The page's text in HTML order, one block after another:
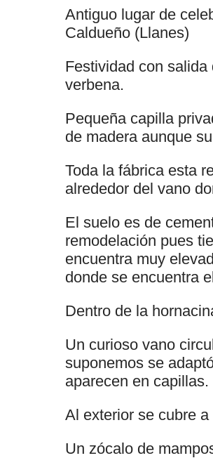
Antiguo lugar de
Caldueño (Llanes)
Festividad con
verbena.
Pequeña capilla
de madera aunque
Toda la fábrica esta
alrededor del vano
El suelo es de
remodelación pues
encuentra muy
donde se encuentra
Dentro de la
Un curioso vano
suponemos se
aparecen en capillas.
Al exterior se cubre
Un zócalo de